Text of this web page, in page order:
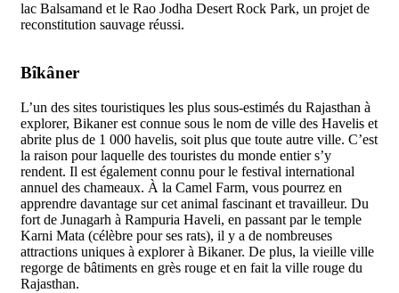
lac Balsamand et le Rao Jodha Desert Rock Park, un projet de
reconstitution sauvage réussi.
Bîkâner
L’un des sites touristiques les plus sous-estimés du Rajasthan à
explorer, Bikaner est connue sous le nom de ville des Havelis et
abrite plus de 1 000 havelis, soit plus que toute autre ville. C’est
la raison pour laquelle des touristes du monde entier s’y
rendent. Il est également connu pour le festival international
annuel des chameaux. À la Camel Farm, vous pourrez en
apprendre davantage sur cet animal fascinant et travailleur. Du
fort de Junagarh à Rampuria Haveli, en passant par le temple
Karni Mata (célèbre pour ses rats), il y a de nombreuses
attractions uniques à explorer à Bikaner. De plus, la vieille ville
regorge de bâtiments en grès rouge et en fait la ville rouge du
Rajasthan.